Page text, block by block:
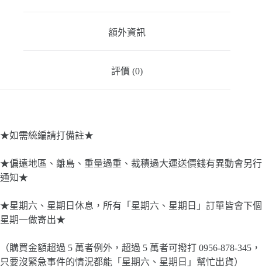
額外資訊
評價 (0)
★如需統編請打備註★
★偏遠地區、離島、重量過重、裁積過大運送價錢有異動會另行
通知★
★星期六、星期日休息，所有「星期六、星期日」訂單皆會下個
星期一做寄出★
（購買金額超過 5 萬者例外，超過 5 萬者可撥打 0956-878-345，
只要沒緊急事件的情況都能「星期六、星期日」幫忙出貨）